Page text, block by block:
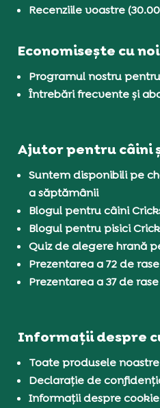
Recenziile voastre
Economisește cu noi
Programul nostru
Întrebări frecvente și
Ajutor pentru câini
Suntem disponibili pe
a săptămânii
Blogul pentru câini
Blogul pentru pisici
Quiz de alegere hrană
Prezentarea a 72 de
Prezentarea a 37 de
Informații despre
Toate produsele noastre
Declarație de
Informații despre